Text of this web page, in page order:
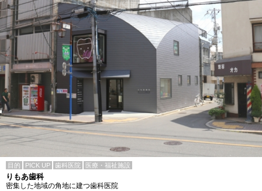
目的 PICK UP 歯科医院 医療・福祉施設
りもあ歯科
密集した地域の角地に建つ歯科医院